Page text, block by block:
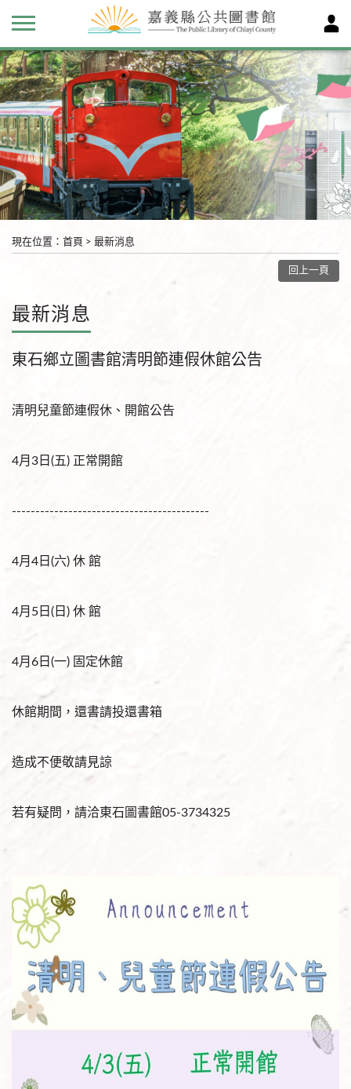
現在位置 ： 首頁 > 最新消息
回上一頁
最新消息
東石鄉立圖書館清明節連假休館公告
清明兒童節連假休、開館公告
4月3日(五) 正常開館
------------------------------------------
4月4日(六) 休 館
4月5日(日) 休 館
4月6日(一) 固定休館
休館期間，還書請投還書箱
造成不便敬請見諒
若有疑問，請洽東石圖書館05-3734325